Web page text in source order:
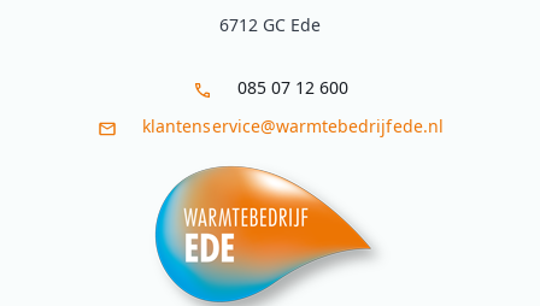
6712 GC Ede
085 07 12 600
klantenservice@warmtebedrijfede.nl